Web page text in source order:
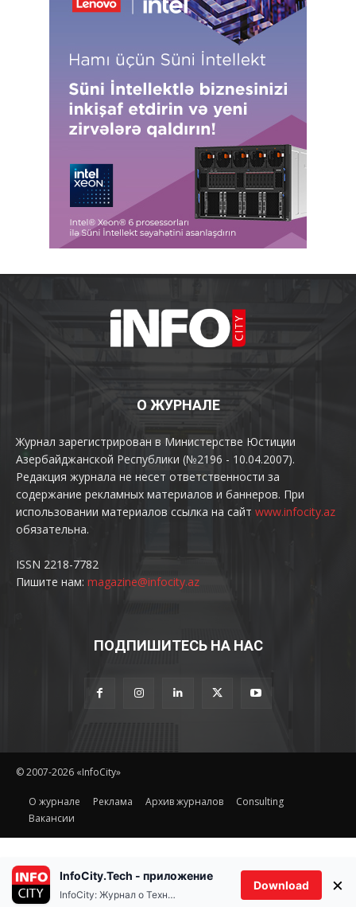
О ЖУРНАЛЕ
Журнал зарегистрирован в Министерстве Юстиции
Азербайджанской Республики (№2196 - 10.04.2007).
Редакция журнала не несет ответственности за
содержание рекламных материалов и баннеров. При
использовании материалов ссылка на сайт www.infocity.az
обязательна.
ISSN 2218-7782
Пишите нам: magazine@infocity.az
ПОДПИШИТЕСЬ НА НАС
© 2007-2026 «InfoCity»
O журнале Реклама Архив журналов
Consulting
Вакансии
Ethereum(ETH) $1,914.73 0.10%
InfoCity.Tech - приложение
InfoCity: Журнал о Технологиях
Download ×